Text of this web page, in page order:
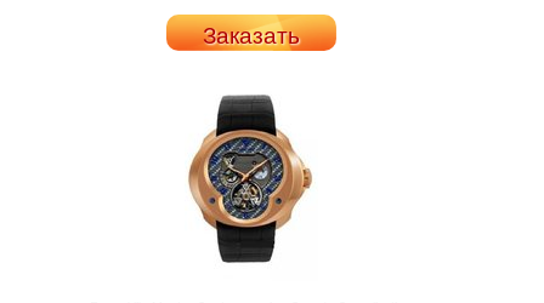
Заказать